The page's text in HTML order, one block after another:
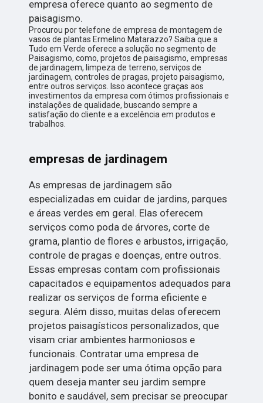
empresa oferece quanto ao segmento de
paisagismo.
Procurou por telefone de empresa de montagem de
vasos de plantas Ermelino Matarazzo? Saiba que a
Tudo em Verde oferece a solução no segmento de
Paisagismo, como, projetos de paisagismo, empresas
de jardinagem, limpeza de terreno, serviços de
jardinagem, controles de pragas, projeto paisagismo,
entre outros serviços. Isso acontece graças aos
investimentos da empresa com ótimos profissionais e
instalações de qualidade, buscando sempre a
satisfação do cliente e a excelência em produtos e
trabalhos.
empresas de jardinagem
As empresas de jardinagem são
especializadas em cuidar de jardins, parques
e áreas verdes em geral. Elas oferecem
serviços como poda de árvores, corte de
grama, plantio de flores e arbustos, irrigação,
controle de pragas e doenças, entre outros.
Essas empresas contam com profissionais
capacitados e equipamentos adequados para
realizar os serviços de forma eficiente e
segura. Além disso, muitas delas oferecem
projetos paisagísticos personalizados, que
visam criar ambientes harmoniosos e
funcionais. Contratar uma empresa de
jardinagem pode ser uma ótima opção para
quem deseja manter seu jardim sempre
bonito e saudável, sem precisar se preocupar